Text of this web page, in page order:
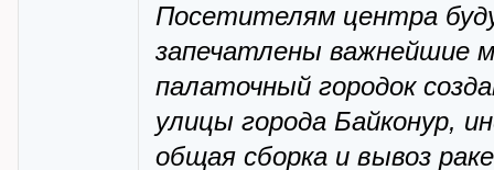
Посетителям центра
запечатлены важнейшие
палаточный городок
улицы города Байконур,
общая сборка и вывоз